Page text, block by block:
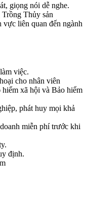
giọng nói dễ nghe.
Thủy sản
liên quan đến ngành
việc.
cho nhân viên
xã hội và Bảo hiểm
phát huy mọi khả
miễn phí trước khi
định.